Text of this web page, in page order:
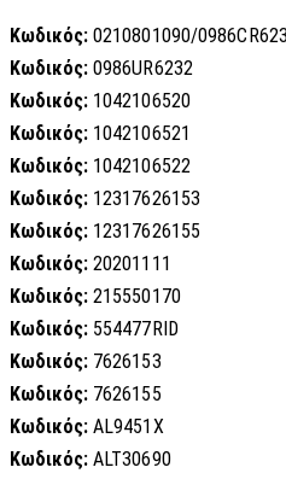
Κωδικός: 0210801090/
Κωδικός: 0986UR6232
Κωδικός: 1042106520
Κωδικός: 1042106521
Κωδικός: 1042106522
Κωδικός: 12317626153
Κωδικός: 12317626155
Κωδικός: 20201111
Κωδικός: 215550170
Κωδικός: 554477RID
Κωδικός: 7626153
Κωδικός: 7626155
Κωδικός: AL9451X
Κωδικός: ALT30690